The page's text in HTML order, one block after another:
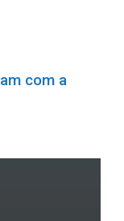
com a